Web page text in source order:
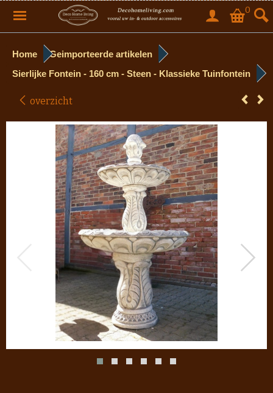
0
Home
Geimporteerde artikelen
Sierlijke Fontein - 160 cm - Steen - Klassieke Tuinfontein
overzicht